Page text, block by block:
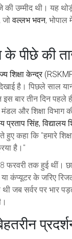
उम्मीद थी। यह
जोवल्लभ भवन, भोपाल
के पीछे की
शिक्षा केन्द्र
है। पिछले साल
बार तीन दिन पहले
और शिक्षा विभाग
प्रताप सिंह,विद्यालय
हुए कहा कि "हमारे
है।"
फरवरी तक हुई थीं।
या कंप्यूटर के जरिए
जब सर्वर पर भार